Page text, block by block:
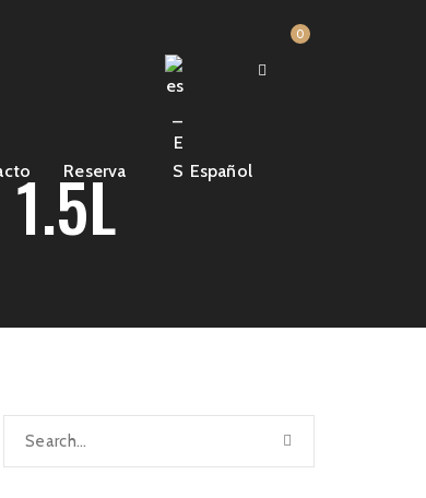
0
Reserva Español